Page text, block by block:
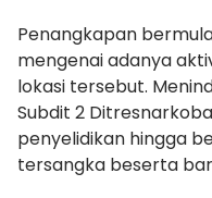
Penangkapan
mengenai adanya
lokasi tersebut.
Subdit 2
penyelidikan hingga
tersangka beserta